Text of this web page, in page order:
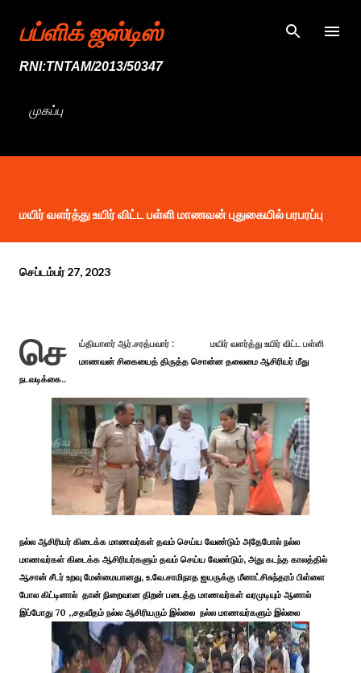
முதன்மை உள்ளடக்கத்திற்குச் செல்
பப்ளிக் ஜஸ்டிஸ்
RNI:TNTAM/2013/50347
முகப்பு
மயிர் வளர்த்து உயிர் விட்ட பள்ளி மாணவன் புதுகையில் பரபரப்பு
செப்டம்பர் 27, 2023
செ ய்தியாளர் ஆர்.சரத்பவார் : மயிர் வளர்த்து உயிர் விட்ட பள்ளி
மாணவன் சிகையைத் திருத்த சொன்ன தலைமை ஆசிரியர் மீது
நடவடிக்கை..
நல்ல ஆசிரியர் கிடைக்க மாணவர்கள் தவம் செய்ய வேண்டும் அதேபோல் நல்ல
மாணவர்கள் கிடைக்க ஆசிரியர்களும் தவம் செய்ய வேண்டும், அது கடந்த காலத்தில்
ஆசான் சீடர் உறவு மேன்மையானது, உ.வே.சாமிநாத ஐயருக்கு மீனாட்சிசுந்தரம் பிள்ளை
போல கிட்டினால் தான் நிறைவான திறன் படைத்த மாணவர்கள் வரமுடியும் ஆனால்
இப்போது 70 ,,சதவீதம் நல்ல ஆசிரியரும் இல்லை நல்ல மாணவர்களும் இல்லை